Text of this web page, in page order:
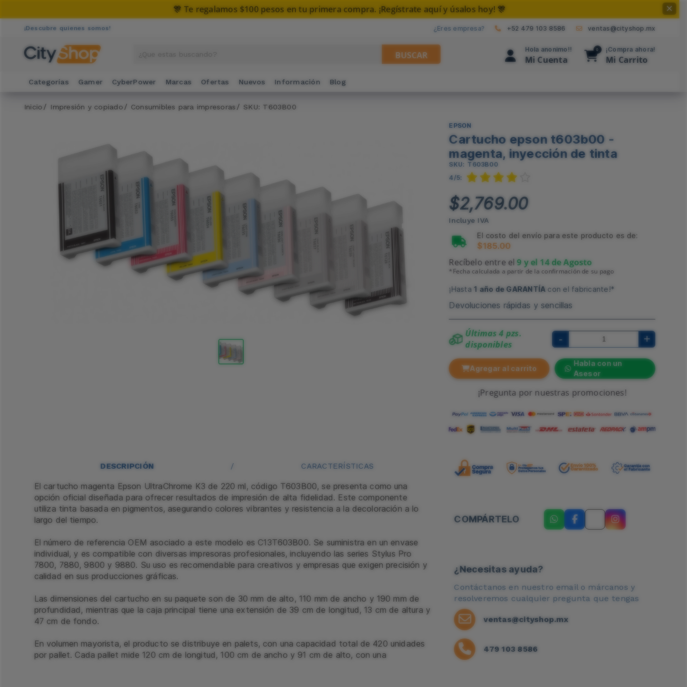
🎊 Te regalamos $100 pesos en tu primera compra. ¡Regístrate aquí y úsalos hoy! 🎊 ✕
¡Descubre quienes somos! ¿Eres empresa? +52 479 103 8586 ventas@cityshop.mx
BUSCAR
Hola anonimo!!
Mi Cuenta
0 ¡Compra ahora!
Mi Carrito
Categorías Gamer CyberPower Marcas Ofertas Nuevos Información Blog
Inicio Impresión y copiado Consumibles para impresoras SKU: T603B00
EPSON
Cartucho epson t603b00 -
magenta, inyección de tinta
SKU: T603B00
4/5:
$2,769.00
Incluye IVA
El costo del envío para este producto es de:
$185.00
Recíbelo entre el9 y el 14 de Agosto
*Fecha calculada a partir de la confirmación de su pago
¡Hasta1 año de GARANTÍA con el fabricante!*
Devoluciones rápidas y sencillas
Últimas 4 pzs.
disponibles
- +
Agregar al carrito
Habla con un
Asesor
¡Pregunta por nuestras promociones!
DESCRIPCIÓN / CARACTERÍSTICAS
El cartucho magenta Epson UltraChrome K3 de 220 ml, código T603B00, se presenta como una
opción oficial diseñada para ofrecer resultados de impresión de alta fidelidad. Este componente
utiliza tinta basada en pigmentos, asegurando colores vibrantes y resistencia a la decoloración a lo
largo del tiempo.
El número de referencia OEM asociado a este modelo es C13T603B00. Se suministra en un envase
individual, y es compatible con diversas impresoras profesionales, incluyendo las series Stylus Pro
7800, 7880, 9800 y 9880. Su uso es recomendable para creativos y empresas que exigen precisión y
calidad en sus producciones gráficas.
Las dimensiones del cartucho en su paquete son de 30 mm de alto, 110 mm de ancho y 190 mm de
profundidad, mientras que la caja principal tiene una extensión de 39 cm de longitud, 13 cm de altura y
47 cm de fondo.
En volumen mayorista, el producto se distribuye en palets, con una capacidad total de 420 unidades
por pallet. Cada pallet mide 120 cm de longitud, 100 cm de ancho y 91 cm de alto, con una
COMPÁRTELO
¿Necesitas ayuda?
Contáctanos en nuestro email o márcanos y
resolveremos cualquier pregunta que tengas
ventas@cityshop.mx
479 103 8586